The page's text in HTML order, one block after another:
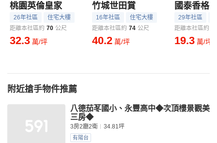
桃園英倫皇家
26年社區
住宅大樓
距離本社區約 70 公尺
32.3 萬/坪
竹城世田賞
16年社區
住宅大樓
距離本社區約 74 公尺
40.2 萬/坪
國泰香格
29年社區
距離本社區約
19.3 萬/坪
附近搶手物件推薦
八德茄苳國小、永豐高中◆次頂樓景觀美
三房◆
3房2廳2衛 34.81坪
有陽台